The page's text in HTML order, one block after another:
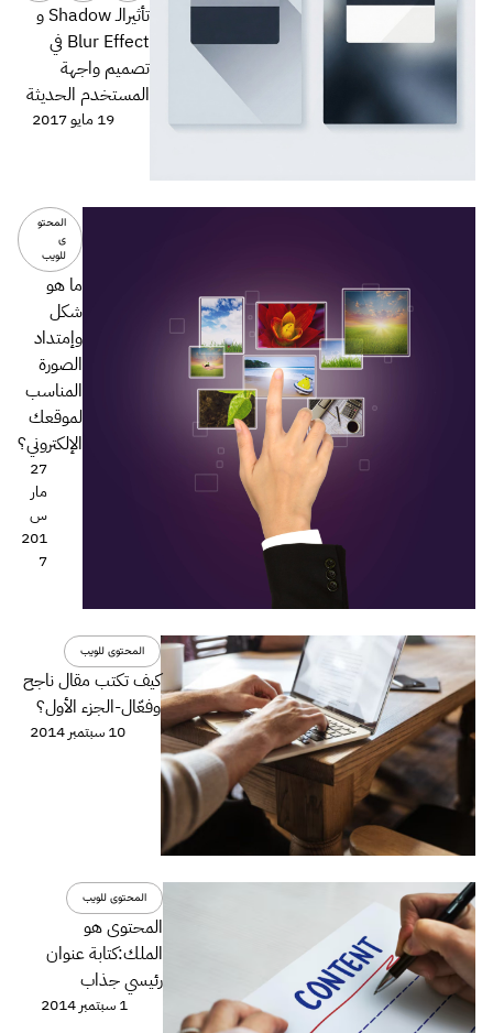
تأثيرالـ Shadow و
Blur Effect في
تصميم واجهة
المستخدم الحديثة
19 مايو 2017
المحتو
ى
للويب
ما هو
شكل
وإمتداد
الصورة
المناسب
لموقعك
الإلكتروني؟
27
مار
س
201
7
المحتوى للويب
كيف تكتب مقال ناجح
وفعّال-الجزء اﻷول؟
10 سبتمبر 2014
المحتوى للويب
المحتوى هو
الملك:كتابة عنوان
رئيسي جذاب
1 سبتمبر 2014